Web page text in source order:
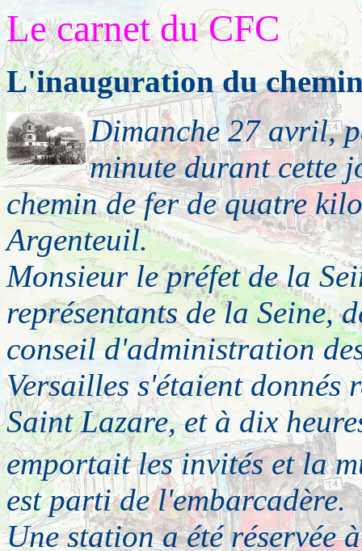
Lecarnetdu CFC
L'inauguration du
Dimanche 27 avril,
minute durant cette
chemin de fer de quatre
Argenteuil.
Monsieur le préfet de la
représentants de la Seine,
conseil d'administration
Versailles s'étaient donnés
Saint Lazare, et à dix
emportait les invités et la
est parti de l'embarcadère.
Une station a été réservée